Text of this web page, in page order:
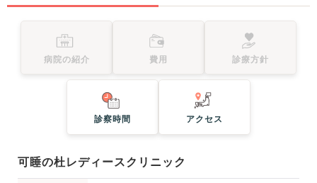
病院の紹介 費用 診療方針
診察時間 アクセス
可睡の杜レディースクリニック